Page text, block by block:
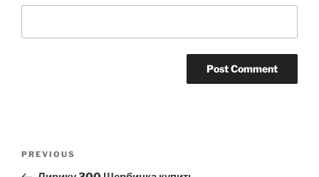
Previous
Post
PREVIOUS